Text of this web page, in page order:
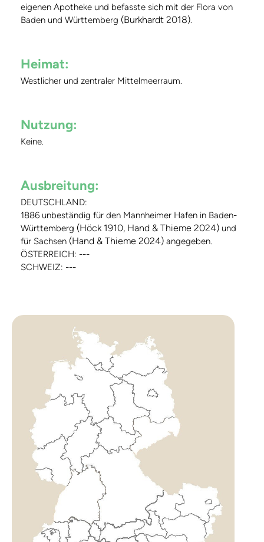
eigenen Apotheke und befasste sich mit der Flora von
Baden und Württemberg (Burkhardt 2018).
Heimat:
Westlicher und zentraler Mittelmeerraum.
Nutzung:
Keine.
Ausbreitung:
DEUTSCHLAND:
1886 unbeständig für den Mannheimer Hafen in Baden-
Württemberg (Höck 1910, Hand & Thieme 2024) und
für Sachsen (Hand & Thieme 2024) angegeben.
ÖSTERREICH: ---
SCHWEIZ: ---